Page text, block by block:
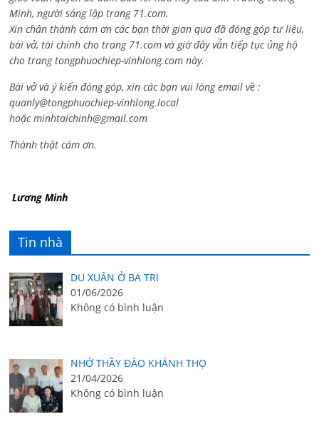
Minh, người sáng lập trang 71.com.
Xin chân thành cám ơn các bạn thời gian qua đã đóng góp tư liệu,
bài vở, tài chính cho trang 71.com và giờ đây vẫn tiếp tục ủng hộ
cho trang tongphuochiep-vinhlong.com này.
Bài vở và ý kiến đóng góp, xin các bạn vui lòng email về :
quanly@tongphuochiep-vinhlong.local
hoặcminhtaichinh@gmail.com
Thành thật cám ơn.
Lương Minh
Tin nhà
DU XUÂN Ở BA TRI
01/06/2026
Không có bình luận
NHỚ THẦY ĐÀO KHÁNH THỌ
21/04/2026
Không có bình luận